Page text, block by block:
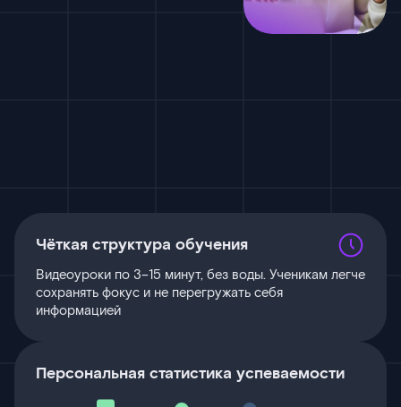
Чёткая структура обучения
Видеоуроки по 3–15 минут, без воды. Ученикам легче
сохранять фокус и не перегружать себя
информацией
Персональная статистика успеваемости